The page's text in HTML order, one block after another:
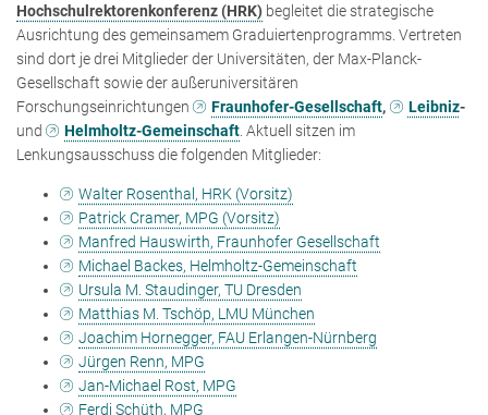
Hochschulrektorenkonferenz (HRK) begleitet die strategische
Ausrichtung des gemeinsamem Graduiertenprogramms. Vertreten
sind dort je drei Mitglieder der Universitäten, der Max-Planck-
Gesellschaft sowie der außeruniversitären
Forschungseinrichtungen
Fraunhofer-Gesellschaft, Leibniz-
und
Helmholtz-Gemeinschaft . Aktuell sitzen im
Lenkungsausschuss die folgenden Mitglieder:
Walter Rosenthal, HRK (Vorsitz)
Patrick Cramer, MPG (Vorsitz)
Manfred Hauswirth, Fraunhofer Gesellschaft
Michael Backes, Helmholtz-Gemeinschaft
Ursula M. Staudinger, TU Dresden
Matthias M. Tschöp, LMU München
Joachim Hornegger, FAU Erlangen-Nürnberg
Jürgen Renn, MPG
Jan-Michael Rost, MPG
Ferdi Schüth, MPG